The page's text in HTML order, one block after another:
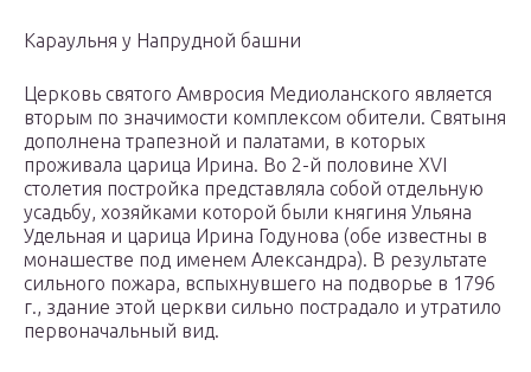
Караульня у Напрудной башни
Церковь святого Амвросия Медиоланского является
вторым по значимости комплексом обители. Святыня
дополнена трапезной и палатами, в которых
проживала царица Ирина. Во 2-й половине XVI
столетия постройка представляла собой отдельную
усадьбу, хозяйками которой были княгиня Ульяна
Удельная и царица Ирина Годунова (обе известны в
монашестве под именем Александра). В результате
сильного пожара, вспыхнувшего на подворье в 1796
г., здание этой церкви сильно пострадало и утратило
первоначальный вид.